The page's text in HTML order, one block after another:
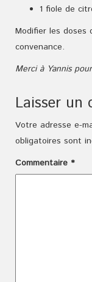
1 fiole de
Modifier les
convenance.
Merci à Yannis
Laisser un
Votre adresse e-
obligatoires sont
Commentaire *